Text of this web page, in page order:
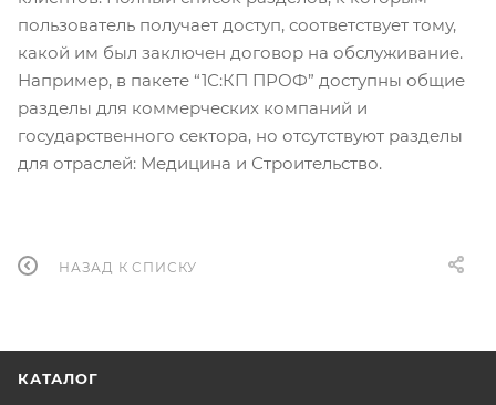
пользователь получает доступ, соответствует тому,
какой им был заключен договор на обслуживание.
Например, в пакете “1С:КП ПРОФ” доступны общие
разделы для коммерческих компаний и
государственного сектора, но отсутствуют разделы
для отраслей: Медицина и Строительство.
НАЗАД К СПИСКУ
КАТАЛОГ